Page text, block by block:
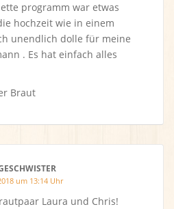
programm war etwas
hochzeit wie in einem
unendlich dolle für meine
. Es hat einfach alles
Braut
um 13:14 Uhr
Laura und Chris!